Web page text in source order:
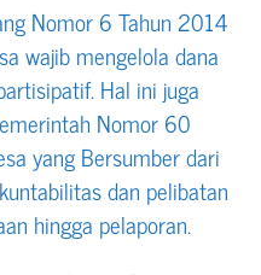
Nomor 6 Tahun 2014
wajib mengelola dana
Hal ini juga
Nomor 60
yang Bersumber dari
dan pelibatan
hingga pelaporan.